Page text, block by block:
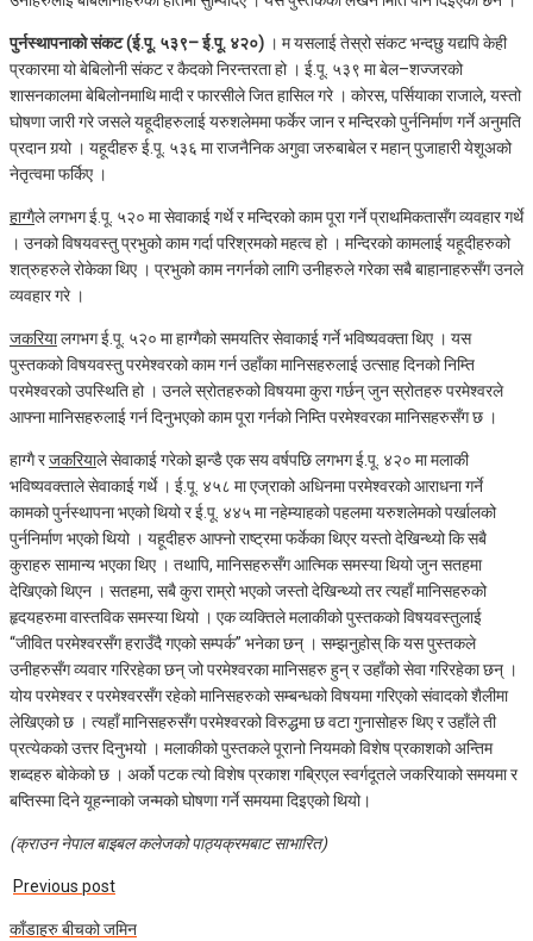
पुर्नस्थापनाको संकट (ई.पू. ५३९– ई.पू. ४२०) । म यसलाई तेस्रो संकट भन्दछु यद्यपि केही
प्रकारमा यो बेबिलोनी संकट र कैदको निरन्तरता हो । ई.पू. ५३९ मा बेल–शज्‍जरको
शासनकालमा बेबिलोनमाथि मादी र फारसीले जित हासिल गरे । कोरस, पर्सियाका राजाले, यस्तो
घोषणा जारी गरे जसले यहूदीहरुलाई यरुशलेममा फर्केर जान र मन्दिरको पुर्ननिर्माण गर्ने अनुमति
प्रदान गर्‍यो । यहूदीहरु ई.पू. ५३६ मा राजनैनिक अगुवा जरुबाबेल र महान् पुजाहारी येशूअको
नेतृत्वमा फर्किए ।
हाग्गैले लगभग ई.पू. ५२० मा सेवाकाई गर्थे र मन्दिरको काम पूरा गर्ने प्राथमिकतासँग व्यवहार गर्थे
। उनको विषयवस्तु प्रभुको काम गर्दा परिश्रमको महत्व हो । मन्दिरको कामलाई यहूदीहरुको
शत्रुहरुले रोकेका थिए । प्रभुको काम नगर्नको लागि उनीहरुले गरेका सबै बाहानाहरुसँग उनले
व्यवहार गरे ।
जकरियालगभग ई.पू. ५२० मा हाग्गैको समयतिर सेवाकाई गर्ने भविष्यवक्ता थिए । यस
पुस्तकको विषयवस्तु परमेश्‍वरको काम गर्न उहाँका मानिसहरुलाई उत्साह दिनको निम्ति
परमेश्‍वरको उपस्थिति हो । उनले स्रोतहरुको विषयमा कुरा गर्छन् जुन स्रोतहरु परमेश्‍वरले
आफ्ना मानिसहरुलाई गर्न दिनुभएको काम पूरा गर्नको निम्ति परमेश्‍वरका मानिसहरुसँग छ ।
हाग्गै रजकरियाले सेवाकाई गरेको झन्डै एक सय वर्षपछि लगभग ई.पू. ४२० मा मलाकी
भविष्यवक्ताले सेवाकाई गर्थे । ई.पू. ४५८ मा एज्राको अधिनमा परमेश्‍वरको आराधना गर्ने
कामको पुर्नस्थापना भएको थियो र ई.पू. ४४५ मा नहेम्याहको पहलमा यरुशलेमको पर्खालको
पुर्ननिर्माण भएको थियो । यहूदीहरु आफ्नो राष्‍ट्रमा फर्केका थिएर यस्तो देखिन्थ्यो कि सबै
कुराहरु सामान्य भएका थिए । तथापि, मानिसहरुसँग आत्मिक समस्या थियो जुन सतहमा
देखिएको थिएन । सतहमा, सबै कुरा राम्रो भएको जस्तो देखिन्थ्यो तर त्यहाँ मानिसहरुको
हृदयहरुमा वास्तविक समस्या थियो । एक व्यक्तिले मलाकीको पुस्तकको विषयवस्तुलाई
“जीवित परमेश्‍वरसँग हराउँदै गएको सम्पर्क” भनेका छन् । सम्झनुहोस् कि यस पुस्तकले
उनीहरुसँग व्यवार गरिरहेका छन् जो परमेश्‍वरका मानिसहरु हुन् र उहाँको सेवा गरिरहेका छन् ।
योय परमेश्‍वर र परमेश्‍वरसँग रहेको मानिसहरुको सम्बन्धको विषयमा गरिएको संवादको शैलीमा
लेखिएको छ । त्यहाँ मानिसहरुसँग परमेश्‍वरको विरुद्धमा छ वटा गुनासोहरु थिए र उहाँले ती
प्रत्येकको उत्तर दिनुभयो । मलाकीको पुस्तकले पूरानो नियमको विशेष प्रकाशको अन्तिम
शब्दहरु बोकेको छ । अर्को पटक त्यो विशेष प्रकाश गब्रिएल स्वर्गदूतले जकरियाको समयमा र
बप्तिस्मा दिने यूहन्‍नाको जन्मको घोषणा गर्ने समयमा दिइएको थियो।
(क्राउन नेपाल बाइबल कलेजको पाठ्यक्रमबाट साभारित)
Previous post
काँडाहरु बीचको जमिन